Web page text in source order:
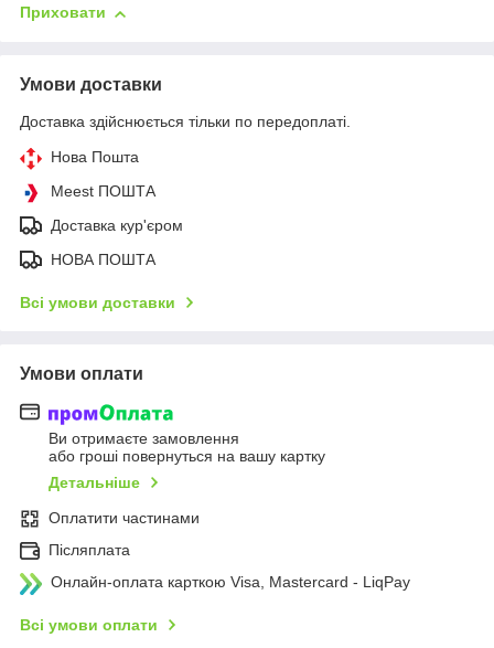
Приховати
Умови доставки
Доставка здійснюється тільки по передоплаті.
Нова Пошта
Meest ПОШТА
Доставка кур'єром
НОВА ПОШТА
Всі умови доставки
Умови оплати
Ви отримаєте замовлення
або гроші повернуться на вашу картку
Детальніше
Оплатити частинами
Післяплата
Онлайн-оплата карткою Visa, Mastercard - LiqPay
Всі умови оплати